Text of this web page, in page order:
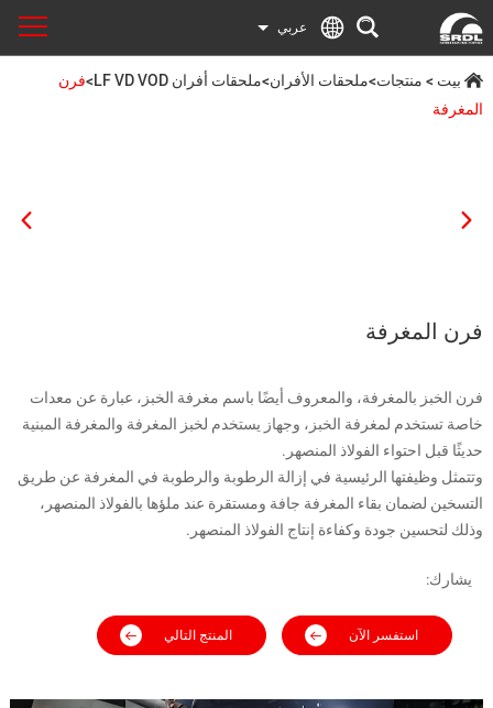
عربي
بيت > منتجات>ملحقات الأفران>ملحقات أفران LF VD VOD >فرن
المغرفة
فرن المغرفة
فرن الخبز بالمغرفة، والمعروف أيضًا باسم مغرفة الخبز، عبارة عن معدات
خاصة تستخدم لمغرفة الخبز، وجهاز يستخدم لخبز المغرفة والمغرفة المبنية
حديثًا قبل احتواء الفولاذ المنصهر.
وتتمثل وظيفتها الرئيسية في إزالة الرطوبة والرطوبة في المغرفة عن طريق
التسخين لضمان بقاء المغرفة جافة ومستقرة عند ملؤها بالفولاذ المنصهر،
وذلك لتحسين جودة وكفاءة إنتاج الفولاذ المنصهر.
يشارك:
استفسر الآن المنتج التالي